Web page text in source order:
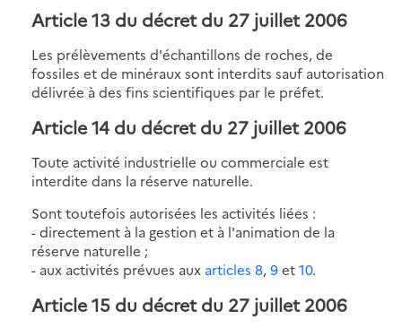
Article 13 du décret du 27 juillet 2006
Les prélèvements d'échantillons de roches, de
fossiles et de minéraux sont interdits sauf autorisation
délivrée à des fins scientifiques par le préfet.
Article 14 du décret du 27 juillet 2006
Toute activité industrielle ou commerciale est
interdite dans la réserve naturelle.
Sont toutefois autorisées les activités liées :
- directement à la gestion et à l'animation de la
réserve naturelle ;
- aux activités prévues aux articles 8,9et10.
Article 15 du décret du 27 juillet 2006